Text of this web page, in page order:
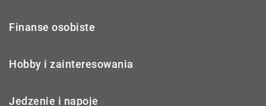
Finanse osobiste
Hobby i zainteresowania
Jedzenie i napoje